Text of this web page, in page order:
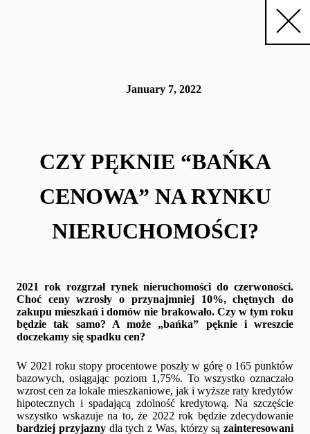
January 7, 2022
CZY PĘKNIE “BAŃKA
CENOWA” NA RYNKU
NIERUCHOMOŚCI?
2021 rok rozgrzał rynek nieruchomości do czerwoności.
Choć ceny wzrosły o przynajmniej 10%, chętnych do
zakupu mieszkań i domów nie brakowało. Czy w tym roku
będzie tak samo? A może „bańka” pęknie i wreszcie
doczekamy się spadku cen?
W 2021 roku stopy procentowe poszły w górę o 165 punktów
bazowych, osiągając poziom 1,75%. To wszystko oznaczało
wzrost cen za lokale mieszkaniowe, jak i wyższe raty kredytów
hipotecznych i spadającą zdolność kredytową. Na szczęście
wszystko wskazuje na to, że 2022 rok będzie zdecydowanie
bardziej przyjaznydla tych z Was, którzy są zainteresowani